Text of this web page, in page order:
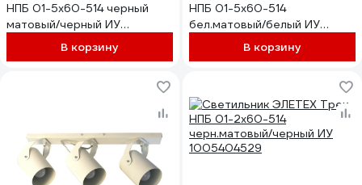
НПБ 01-5x60-514 черный
матовый/черный ИУ
1005404532В корзину
НПБ 01-5x60-514
бел.матовый/белый ИУ
1005404527В корзину